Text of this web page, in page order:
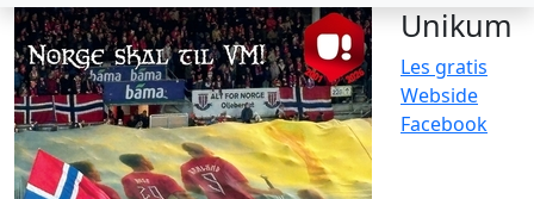
Unikum
Les gratis
Webside
Facebook